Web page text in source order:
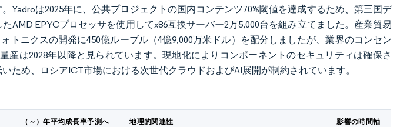
Yadroは2025年に、公共プロジェクトの国内コンテンツ70%閾値を達成するため、第三国デ
AMD EPYCプロセッサを使用してx86互換サーバー2万5,000台を組み立てました。産業貿易
トニクスの開発に450億ルーブル（4億9,000万米ドル）を配分しましたが、業界のコンセン
産は2028年以降と見られています。現地化によりコンポーネントのセキュリティは確保さ
ため、ロシアICT市場における次世代クラウドおよびAI展開が制約されています。
（～）年平均成長率予測へ
地理的関連性 影響の時間軸